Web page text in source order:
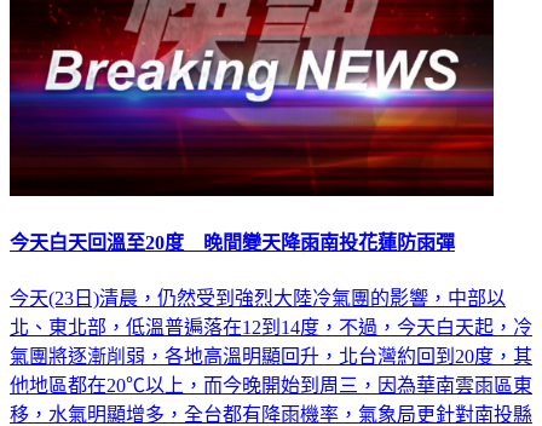
今天白天回溫至20度 晚間變天降雨南投花蓮防雨彈
今天(23日)清晨，仍然受到強烈大陸冷氣團的影響，中部以
北、東北部，低溫普遍落在12到14度，不過，今天白天起，冷
氣團將逐漸削弱，各地高溫明顯回升，北台灣約回到20度，其
他地區都在20℃以上，而今晚開始到周三，因為華南雲雨區東
移，水氣明顯增多，全台都有降雨機率，氣象局更針對南投縣